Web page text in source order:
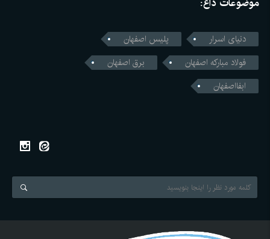
دنیای اسرار
پلیس اصفهان
فولاد مبارکه اصفهان
برق اصفهان
ابفااصفهان